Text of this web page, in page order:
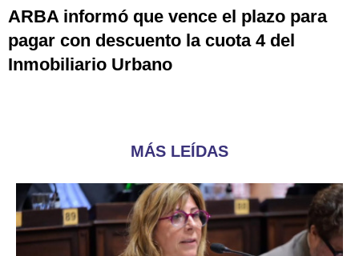
ARBA informó que vence el plazo para
pagar con descuento la cuota 4 del
Inmobiliario Urbano
MÁS LEÍDAS